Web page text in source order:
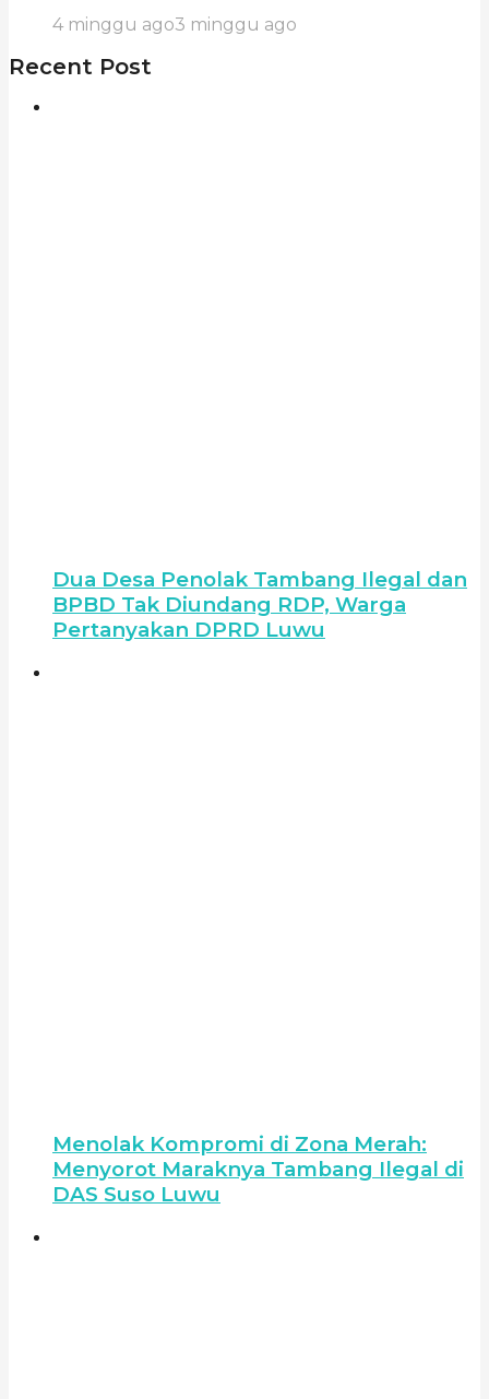
4 minggu ago3 minggu ago
Recent Post
Dua Desa Penolak Tambang Ilegal dan
BPBD Tak Diundang RDP, Warga
Pertanyakan DPRD Luwu
Menolak Kompromi di Zona Merah:
Menyorot Maraknya Tambang Ilegal di
DAS Suso Luwu